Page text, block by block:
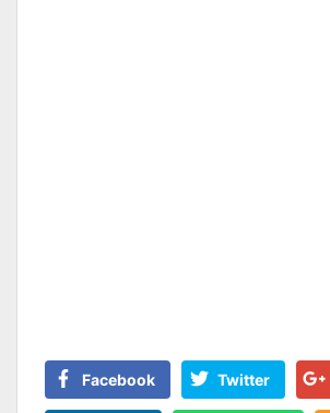
Facebook Twitter